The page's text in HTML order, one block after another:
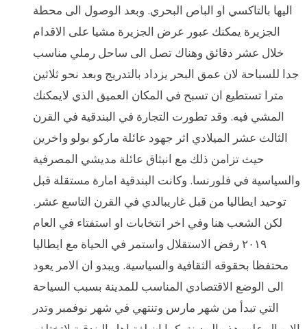
اليها بالتاكسي او الباص البحري. وبعد الوصول الى محطة
الجزيرة يمكنك عبور عرض الجزيرة مشيا على الاقدام
خلال عشر دقائق وهناك تصل الى ساحل رملي مناسب
جدا للسباحة لان عمق البحر يزداد بالتدريج وبعد نحو ثلاثين
مترا تستطيع ان تسبح في المكان العميق الذي لايمكنك
المشي فيه. وقد تطورت التجارة في البندقية في القرن
الثالث عشر الميلادي اثر جهود عائلة ماركو بولو واخرين
حيث تزامن ذلك مع انبثاق عائلة مديشي المصرفية
والسياسية في فلورنسا. وكانت البندقية امارة مستقلة قبل
توحيد ايطاليا من قبل غاريبالدي في القرن التاسع عشر.
لكن الشعب هنا وفي اخر انتخابات او استفتاء في العام
٢٠١٩ رفض الاستقلال واستمر في الحياة مع ايطاليا
محتفظا بحقوقه الثقافية والسياسية. ويبدو ان الامر يعود
الى الوضع الاقتصادي المناسب للمدينة بسبب السياحة
التي تبدأ من شهر مارس وتنتهي في شهر نوفمبر وتدر